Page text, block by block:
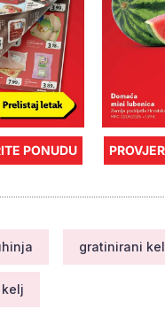
PONUDU
gratinirani